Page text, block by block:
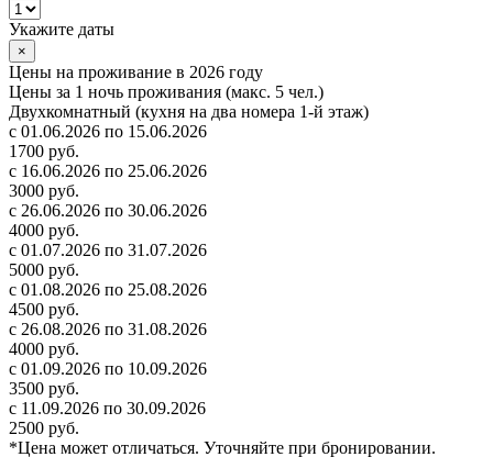
Укажите даты
×
Цены на проживание в 2026 году
Цены за 1 ночь проживания (макс. 5 чел.)
Двухкомнатный (кухня на два номера 1-й этаж)
с 01.06.2026 по 15.06.2026
1700 руб.
с 16.06.2026 по 25.06.2026
3000 руб.
с 26.06.2026 по 30.06.2026
4000 руб.
с 01.07.2026 по 31.07.2026
5000 руб.
с 01.08.2026 по 25.08.2026
4500 руб.
с 26.08.2026 по 31.08.2026
4000 руб.
с 01.09.2026 по 10.09.2026
3500 руб.
с 11.09.2026 по 30.09.2026
2500 руб.
*Цена может отличаться. Уточняйте при бронировании.